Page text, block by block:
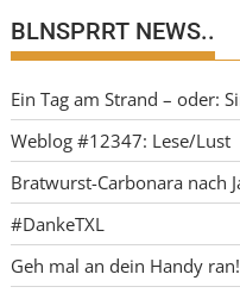
BLNSPRRT NEWS..
Ein Tag am Strand – oder:
Weblog #12347: Lese/Lust
Bratwurst-Carbonara nach
#DankeTXL
Geh mal an dein Handy ran!